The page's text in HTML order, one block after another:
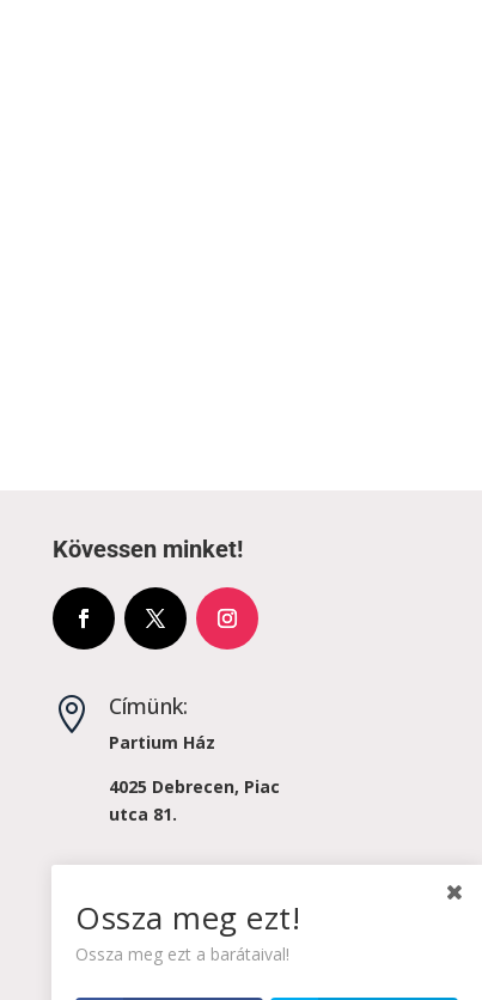
Kövessen minket!
 Címünk:
Partium Ház
4025 Debrecen, Piac
utca 81.
Email:
projektkoordinator@karpatiakonyv.hu
Hívjon minket!
Ossza meg ezt!
Ossza meg ezt a barátaival!